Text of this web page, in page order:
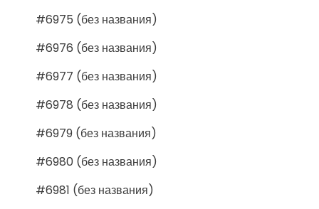
#6975 (без названия)
#6976 (без названия)
#6977 (без названия)
#6978 (без названия)
#6979 (без названия)
#6980 (без названия)
#6981 (без названия)